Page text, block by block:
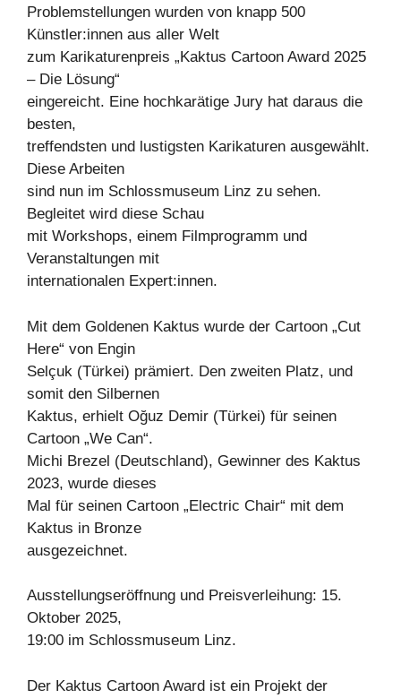
Problemstellungen wurden von knapp 500
Künstler:innen aus aller Welt
zum Karikaturenpreis „Kaktus Cartoon Award 2025
– Die Lösung“
eingereicht. Eine hochkarätige Jury hat daraus die
besten,
treffendsten und lustigsten Karikaturen ausgewählt.
Diese Arbeiten
sind nun im Schlossmuseum Linz zu sehen.
Begleitet wird diese Schau
mit Workshops, einem Filmprogramm und
Veranstaltungen mit
internationalen Expert:innen.
Mit dem Goldenen Kaktus wurde der Cartoon „Cut
Here“ von Engin
Selçuk (Türkei) prämiert. Den zweiten Platz, und
somit den Silbernen
Kaktus, erhielt Oğuz Demir (Türkei) für seinen
Cartoon „We Can“.
Michi Brezel (Deutschland), Gewinner des Kaktus
2023, wurde dieses
Mal für seinen Cartoon „Electric Chair“ mit dem
Kaktus in Bronze
ausgezeichnet.
Ausstellungseröffnung und Preisverleihung: 15.
Oktober 2025,
19:00 im Schlossmuseum Linz.
Der Kaktus Cartoon Award ist ein Projekt der